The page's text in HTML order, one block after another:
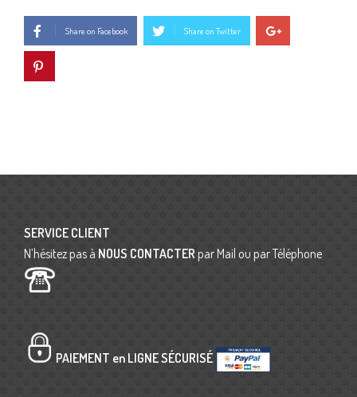
Share on Facebook Share on Twitter
SERVICE CLIENT
N’hésitez pas à NOUS CONTACTER par Mail ou par Téléphone
PAIEMENT en LIGNE SÉCURISÉ